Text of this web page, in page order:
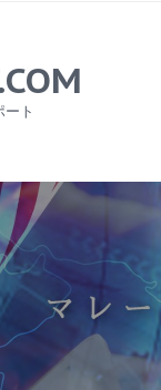
ト